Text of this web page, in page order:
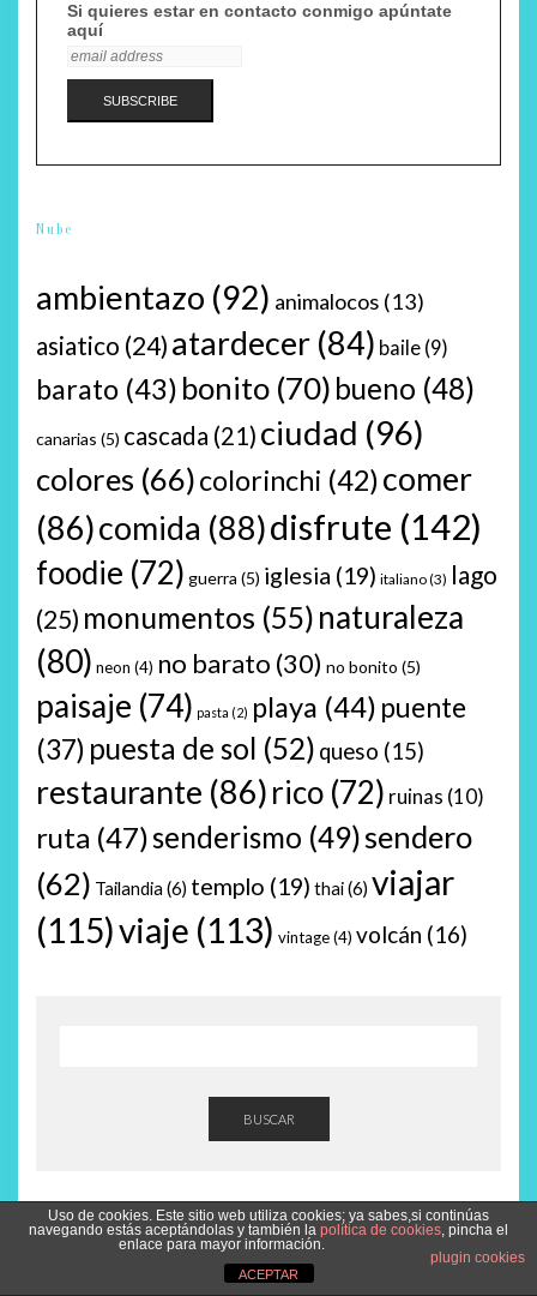
Si quieres estar en contacto conmigo apúntate
aquí
Nube
ambientazo (92) animalocos (13)
asiatico (24) atardecer (84) baile (9)
barato (43) bonito (70) bueno (48)
canarias (5) cascada (21) ciudad (96)
colores (66)colorinchi (42)comer
(86)comida (88)disfrute (142)
foodie (72) guerra (5) iglesia (19) italiano(3) lago
(25) monumentos (55) naturaleza
(80) neon (4) no barato (30) no bonito (5)
paisaje (74) pasta (2) playa (44) puente
(37) puesta de sol (52) queso (15)
restaurante (86)rico (72) ruinas (10)
ruta (47)senderismo (49)sendero
(62) Tailandia (6) templo (19) thai(6) viajar
(115)viaje (113) vintage(4) volcán (16)
BUSCAR
Entradas recientes
Uso de cookies. Este sitio web utiliza cookies; ya sabes,si continúas
navegando estás aceptándolas y también la política de cookies, pincha el
enlace para mayor información.
plugin cookies
ACEPTAR